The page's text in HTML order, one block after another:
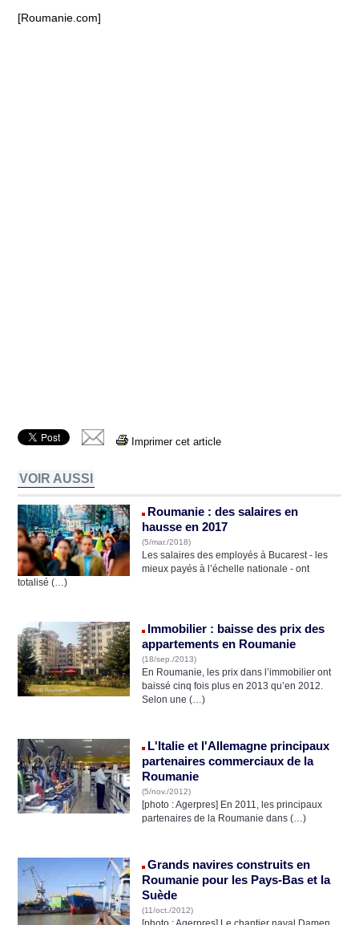
[Roumanie.com]
Imprimer cet article
VOIR AUSSI
Roumanie : des salaires en
hausse en 2017
(5/mar./2018)
Les salaires des employés à Bucarest - les
mieux payés à l’échelle nationale - ont
totalisé (…)
Immobilier : baisse des prix des
appartements en Roumanie
(18/sep./2013)
En Roumanie, les prix dans l’immobilier ont
baissé cinq fois plus en 2013 qu’en 2012.
Selon une (…)
L'Italie et l'Allemagne principaux
partenaires commerciaux de la
Roumanie
(5/nov./2012)
[photo : Agerpres] En 2011, les principaux
partenaires de la Roumanie dans (…)
Grands navires construits en
Roumanie pour les Pays-Bas et la
Suède
(11/oct./2012)